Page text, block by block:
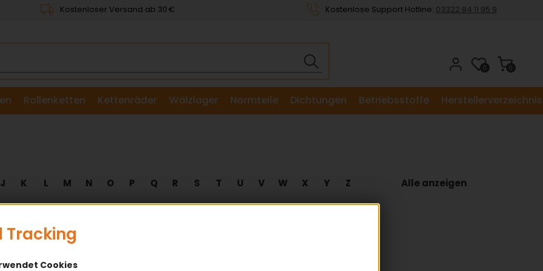
Kostenloser Versand ab 30 € Kostenlose Support Hotline: 03322 84 11 95 9
0
0
Rollenketten
Kettenräder
Wälzlager Normteile Dichtungen Betriebsstoffe Herstellerverzeichnis
J K L M N O P Q R S T U V W X Y Z Alle anzeigen
Zugstrang beim
Tracking
Cookies